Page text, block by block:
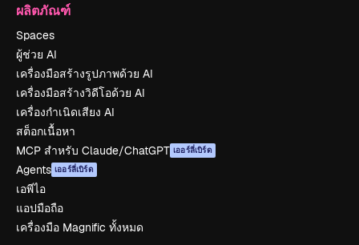
ผลิตภัณฑ์
Spaces
ผู้ช่วย AI
เครื่องมือสร้างรูปภาพด้วย AI
เครื่องมือสร้างวิดีโอด้วย AI
เครื่องกำเนิดเสียง AI
สต็อกเนื้อหา
MCP สำหรับ Claude/ChatGPT เออร์ลี่เบิร์ด
Agents เออร์ลี่เบิร์ด
เอพีไอ
แอปมือถือ
เครื่องมือ Magnific ทั้งหมด